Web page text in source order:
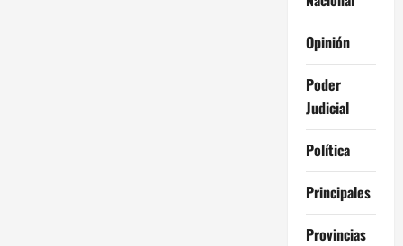
Opinión
Poder
Judicial
Política
Principales
Provincias